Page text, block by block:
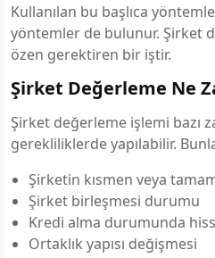
Kullanılan bu başlıca
yöntemler de bulunur. Şirket
özen gerektiren bir iştir.
Şirket Değerleme Ne
Şirket değerleme işlemi bazı
gerekliliklerde yapılabilir.
Şirketin kısmen veya
Şirket birleşmesi durumu
Kredi alma durumunda
Ortaklık yapısı değişmesi